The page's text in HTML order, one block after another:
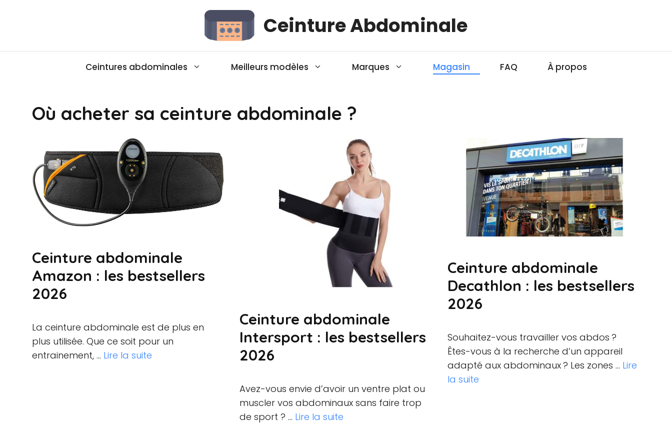
Ceinture Abdominale
Ceintures abdominales Meilleurs modèles Marques Magasin FAQ À propos
Où acheter sa ceinture abdominale ?
Ceinture abdominale
Amazon : les bestsellers
2026
La ceinture abdominale est de plus en
plus utilisée. Que ce soit pour un
entrainement, … Lire la suite
Ceinture abdominale
Intersport : les bestsellers
2026
Avez-vous envie d’avoir un ventre plat ou
muscler vos abdominaux sans faire trop
de sport ? … Lire la suite
Ceinture abdominale
Decathlon : les bestsellers
2026
Souhaitez-vous travailler vos abdos ?
Êtes-vous à la recherche d’un appareil
adapté aux abdominaux ? Les zones … Lire
la suite